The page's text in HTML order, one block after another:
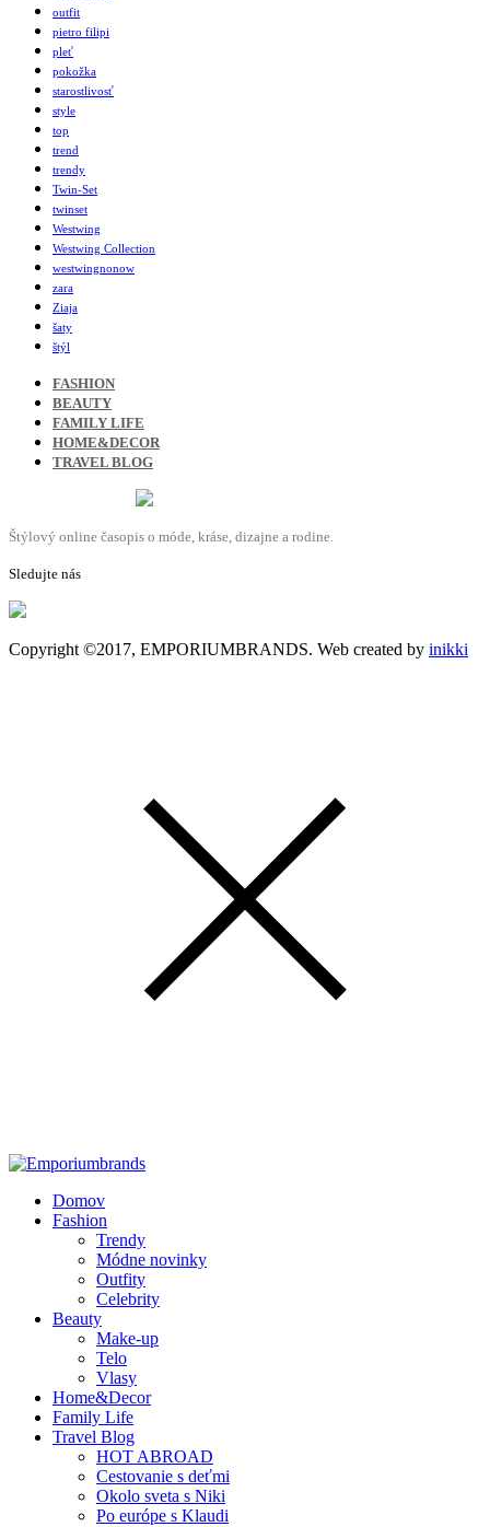
outfit
pietro filipi
pleť
pokožka
starostlivosť
style
top
trend
trendy
Twin-Set
twinset
Westwing
Westwing Collection
westwingnonow
zara
Ziaja
šaty
štýl
FASHION
BEAUTY
FAMILY LIFE
HOME&DECOR
TRAVEL BLOG
Štýlový online časopis o móde, kráse, dizajne a rodine.
Sledujte nás
Copyright ©2017, EMPORIUMBRANDS. Web created by inikki
Domov
Fashion
Trendy
Módne novinky
Outfity
Celebrity
Beauty
Make-up
Telo
Vlasy
Home&Decor
Family Life
Travel Blog
HOT ABROAD
Cestovanie s deťmi
Okolo sveta s Niki
Po európe s Klaudi